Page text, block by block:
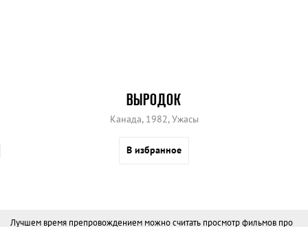
ВЫРОДОК
Канада, 1982, Ужасы
В избранное
Лучшем время препровождением можно считать просмотр фильмов про